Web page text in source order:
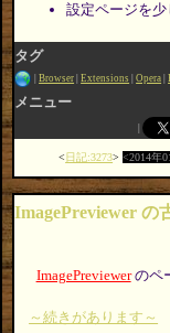
設定ページを少
タグ
Browser Extensions Opera
メニュー
日記:3273 2014年
ImagePreviewer の
ImagePreviewerのペ
～続きがあります～